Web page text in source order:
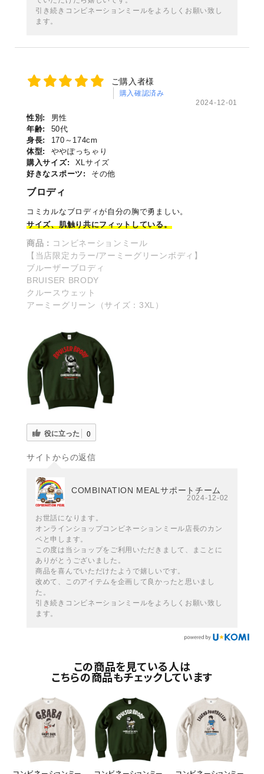
引き続きコンビネーションミールをよろしくお願い致し
ます。
ご購入者様
購入確認済み
2024-12-01
性別:
男性
年齢:
50代
身長:
170～174cm
体型:
ややぽっちゃり
購入サイズ:
XLサイズ
好きなスポーツ:
その他
ブロディ
コミカルなブロディが自分の胸で勇ましい。
サイズ、肌触り共にフィットしている。
商品： コンビネーションミール
【当店限定カラー/アーミーグリーンボディ】
ブルーザーブロディ
BRUISER BRODY
クルースウェット
アーミーグリーン（サイズ：3XL）
役に立った 0
サイトからの返信
COMBINATION MEALサポートチーム
2024-12-02
お世話になります。
オンラインショップコンビネーションミール店長のカン
ベと申します。
この度は当ショップをご利用いただきまして、まことに
ありがとうございました。
商品を喜んでいただけたようで嬉しいです。
改めて、このアイテムを企画して良かったと思いまし
た。
引き続きコンビネーションミールをよろしくお願い致し
ます。
この商品を見ている人は
こちらの商品もチェックしています